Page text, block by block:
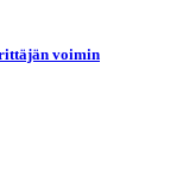
voimin